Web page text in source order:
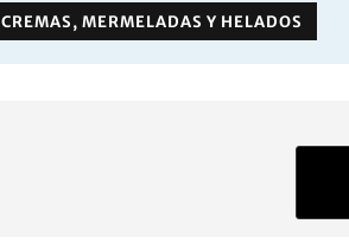
CREMAS, MERMELADAS Y HELADOS